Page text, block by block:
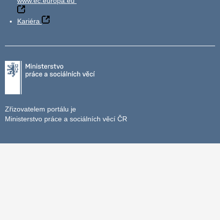
Kariéra
Zřizovatelem portálu je
Ministerstvo práce a sociálních věcí ČR